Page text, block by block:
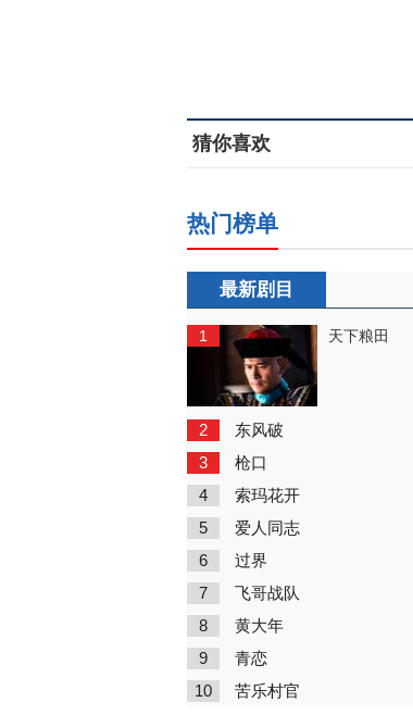
猜你喜欢
热门榜单
最新剧目
1 天下粮田
2 东风破
3 枪口
4 索玛花开
5 爱人同志
6 过界
7 飞哥战队
8 黄大年
9 青恋
10 苦乐村官